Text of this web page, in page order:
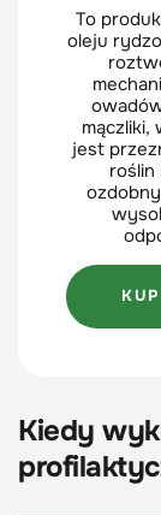
To
oleju
jest
Kiedy